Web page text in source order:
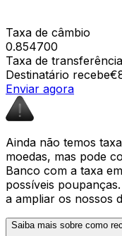
Taxa de câmbio
0.854700
Taxa de transferência
Destinatário recebe
Enviar agora
Ainda não temos
moedas, mas pode
Banco com a taxa
possíveis
a ampliar os nossos
Saiba mais sobre como